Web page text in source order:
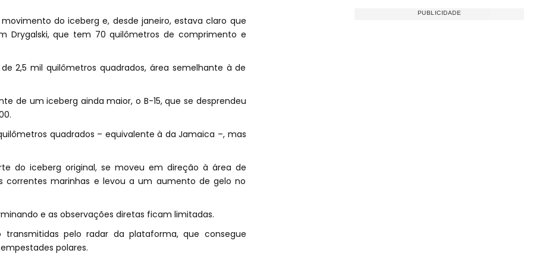
do iceberg e, desde janeiro, estava claro que
Drygalski, que tem 70 quilômetros de comprimento e
2,5 mil quilômetros quadrados, área semelhante à de
de um iceberg ainda maior, o B-15, que se desprendeu
quadrados – equivalente à da Jamaica –, mas
do iceberg original, se moveu em direção à área de
correntes marinhas e levou a um aumento de gelo no
e as observações diretas ficam limitadas.
transmitidas pelo radar da plataforma, que consegue
polares.